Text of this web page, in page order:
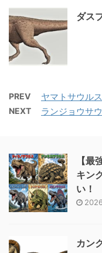
ダス
PREV ヤマトサウル
NEXT ランジョウサ
【
キン
い！
カン